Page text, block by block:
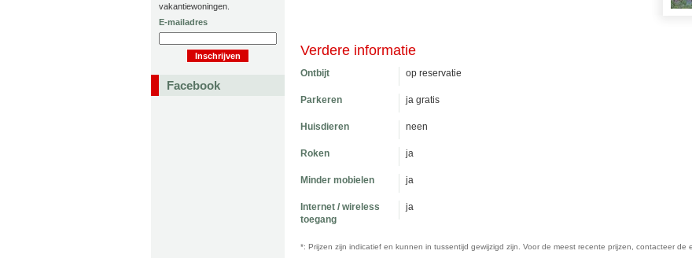
Verdere informatie
Ontbijt op reservatie
Parkeren ja gratis
Huisdieren neen
Roken ja
Minder mobielen ja
Internet / wireless
toegang
ja
*: Prijzen zijn indicatief en kunnen in tussentijd gewijzigd zijn. Voor de meest recente prijzen, contacteer de
vakantiewoningen.
E-mailadres
Facebook